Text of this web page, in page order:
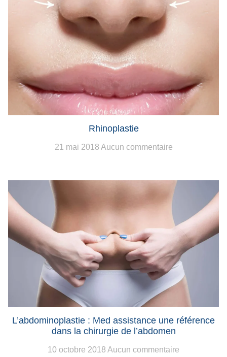
Rhinoplastie
21 mai 2018 Aucun commentaire
L’abdominoplastie : Med assistance une référence
dans la chirurgie de l’abdomen
10 octobre 2018 Aucun commentaire